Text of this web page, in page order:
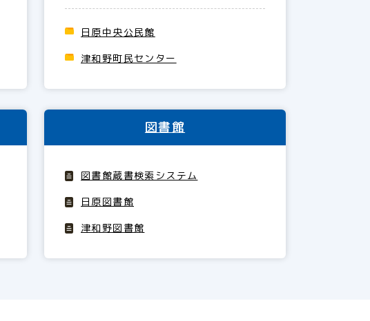
日原中央公民館
津和野町民センター
図書館
図書館蔵書検索システム
日原図書館
津和野図書館